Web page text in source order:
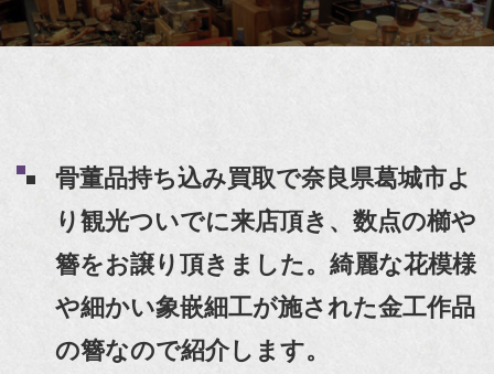
骨董品持ち込み買取で奈良県葛城市よ
り観光ついでに来店頂き、数点の櫛や
簪をお譲り頂きました。綺麗な花模様
や細かい象嵌細工が施された金工作品
の簪なので紹介します。